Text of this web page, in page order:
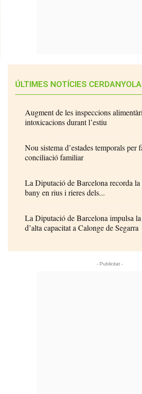
ÚLTIMES NOTÍCIES CERDANYOLA
Augment de les inspeccions
intoxicacions durant l’estiu
Nou sistema d’estades temporals per
conciliació familiar
La Diputació de Barcelona recorda
bany en rius i rieres dels...
La Diputació de Barcelona impulsa
d’alta capacitat a Calonge de Segarra
- Publicitat -